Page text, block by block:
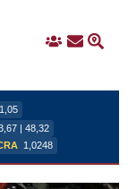
IngresoContacto
| 48,32
1,0248